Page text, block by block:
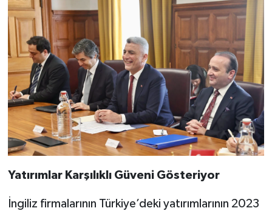
Yatırımlar Karşılıklı Güveni Gösteriyor
İngiliz firmalarının Türkiye’deki yatırımlarının 2023